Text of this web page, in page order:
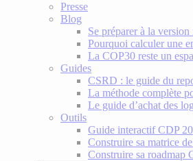
Presse
Blog
Se préparer à la
Pourquoi calculer une
La COP30 reste un
Guides
CSRD : le guide du
La méthode complète
Le guide d’achat des
Outils
Guide interactif CDP
Construire sa matrice
Construire sa roadmap